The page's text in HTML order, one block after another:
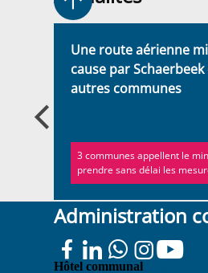
Actualités
Une route aérienne
cause par Schaerbeek
autres communes
3 communes appellent le
prendre sans délai les
Administration
Hôtel communal